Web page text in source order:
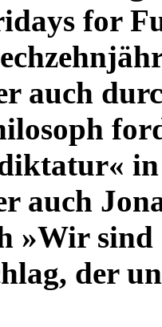
for
auch
auch
»Wir
der